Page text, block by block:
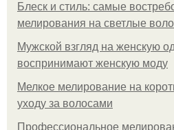
Блеск и стиль: самые
мелирования на светлые
Мужской взгляд на женскую
воспринимают женскую моду
Мелкое мелирование на
уходу за волосами
Профессиональное